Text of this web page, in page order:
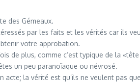
des Gémeaux.
par les faits et les vérités car ils
votre approbation.
de plus, comme c’est typique de la
un peu paranoïaque ou névrosé.
la vérité est qu’ils ne veulent pas